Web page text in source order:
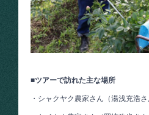
■ツアーで訪れた主な場所
・シャクヤク農家さん（湯浅充浩さ